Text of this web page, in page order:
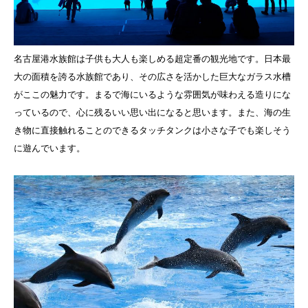
名古屋港水族館は子供も大人も楽しめる超定番の観光地です。日本最
大の面積を誇る水族館であり、その広さを活かした巨大なガラス水槽
がここの魅力です。まるで海にいるような雰囲気が味わえる造りにな
っているので、心に残るいい思い出になると思います。また、海の生
き物に直接触れることのできるタッチタンクは小さな子でも楽しそう
に遊んでいます。